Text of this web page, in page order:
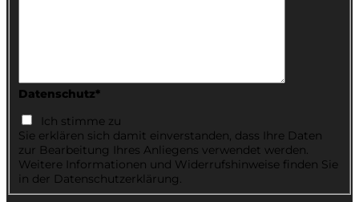
Datenschutz*
Ich stimme zu
Sie erklären sich damit einverstanden, dass Ihre Daten
zur Bearbeitung Ihres Anliegens verwendet werden.
Weitere Informationen und Widerrufshinweise finden Sie
in der Datenschutzerklärung.